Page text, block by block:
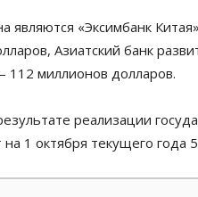
являются «Эксимбанк
Азиатский банк
112 миллионов долларов.
реализации
1 октября текущего года